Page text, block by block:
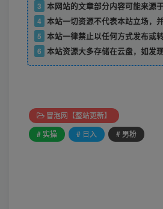
3 本网站的文章部分内容可能来源
4 本站一切资源不代表本站立场，
5 本站一律禁止以任何方式发布或
6 本站资源大多存储在云盘，如发
冒泡网【整站更新】
# 实操
# 日入 # 男粉